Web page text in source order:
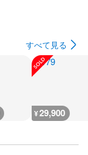
すべて見る
¥29,900